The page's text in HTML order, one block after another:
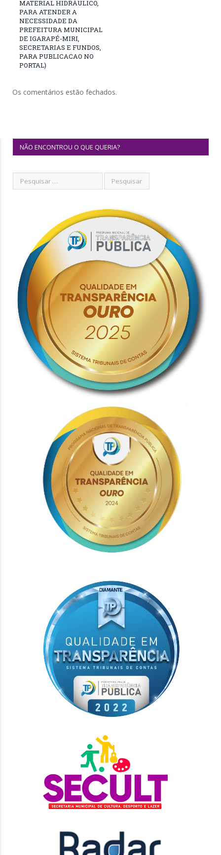
MATERIAL HIDRÁULICO,
PARA ATENDER A
NECESSIDADE DA
PREFEITURA MUNICIPAL
DE IGARAPÉ-MIRI,
SECRETARIAS E FUNDOS,
PARA PUBLICACAO NO
PORTAL)
Os comentários estão fechados.
NÃO ENCONTROU O QUE QUERIA?